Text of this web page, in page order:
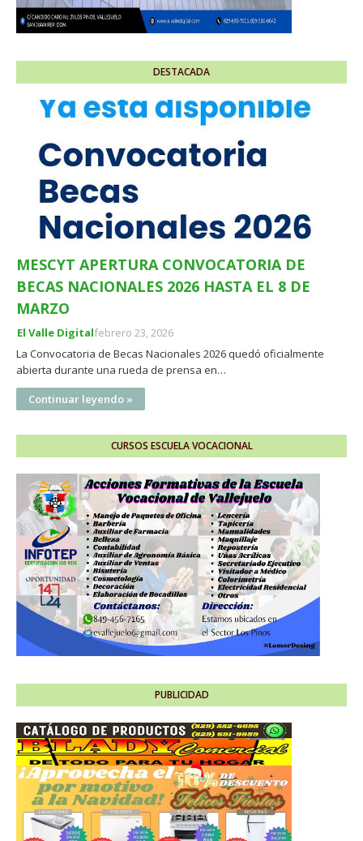
DESTACADA
MESCYT APERTURA CONVOCATORIA DE
BECAS NACIONALES 2026 HASTA EL 8 DE
MARZO
El Valle Digitalfebrero 23, 2026
La Convocatoria de Becas Nacionales 2026 quedó oficialmente
abierta durante una rueda de prensa en…
Continuar leyendo »
CURSOS ESCUELA VOCACIONAL
PUBLICIDAD